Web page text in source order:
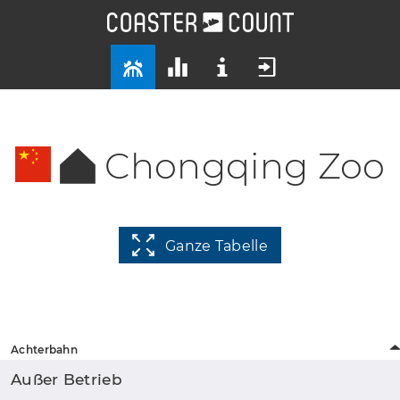
Chongqing Zoo
Ganze Tabelle
Achterbahn
Außer Betrieb